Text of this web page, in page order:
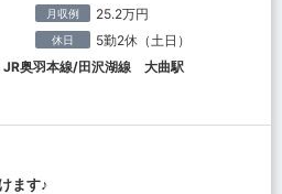
月収例 25.2万円
休日 5勤2休（土日）
JR奥羽本線/田沢湖線 大曲駅
ます♪